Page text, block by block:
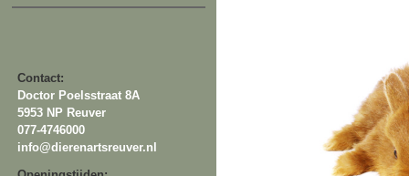
Contact:
Doctor Poelsstraat 8A
5953 NP Reuver
077-4746000
info@dierenartsreuver.nl